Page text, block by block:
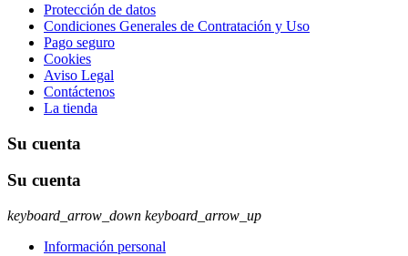
Protección de datos
Condiciones Generales de Contratación y Uso
Pago seguro
Cookies
Aviso Legal
Contáctenos
La tienda
Su cuenta
Su cuenta
keyboard_arrow_down keyboard_arrow_up
Información personal